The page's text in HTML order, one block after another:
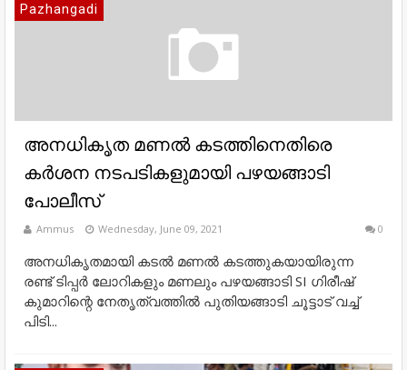
Pazhangadi
അനധികൃത മണൽ കടത്തിനെതിരെ
കർശന നടപടികളുമായി പഴയങ്ങാടി
പോലീസ്
Ammus Wednesday, June 09, 2021 0
അനധികൃതമായി കടൽ മണൽ കടത്തുകയായിരുന്ന
രണ്ട് ടിപ്പർ ലോറികളും മണലും പഴയങ്ങാടി SI ഗിരീഷ്
കുമാറിന്റെ നേതൃത്വത്തിൽ പുതിയങ്ങാടി ചൂട്ടാട് വച്ച്
പിടി...